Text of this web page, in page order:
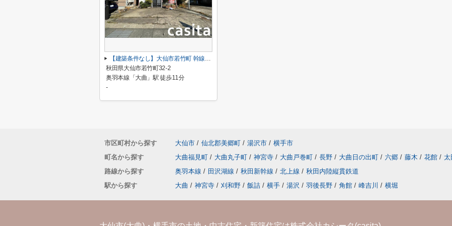
【建築条件なし】大仙市若竹町 幹線道路沿いの区画の整った南道路物件 住宅用地
秋田県大仙市若竹町32-2
奥羽本線「大曲」駅 徒歩11分
-
市区町村から探す 大仙市 / 仙北郡美郷町 / 湯沢市 / 横手市
町名から探す
大曲福見町 / 大曲丸子町 / 神宮寺 / 大曲戸巻町 / 長野 / 大曲日の出町 / 六郷 / 藤木 / 花館 / 太
路線から探す
奥羽本線 / 田沢湖線 / 秋田新幹線 / 北上線 / 秋田内陸縦貫鉄道
駅から探す
大曲 / 神宮寺 / 刈和野 / 飯詰 / 横手 / 湯沢 / 羽後長野 / 角館 / 峰吉川 / 横堀